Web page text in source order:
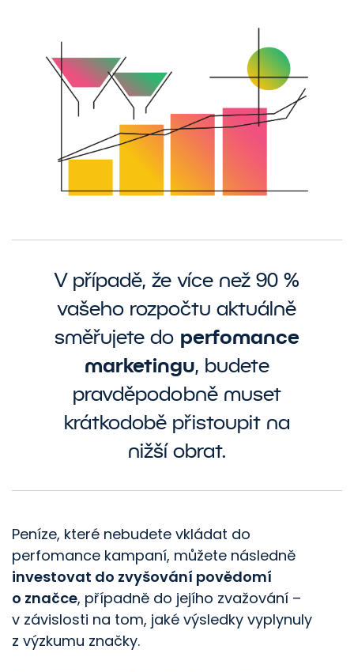
V případě, že více než 90 %
vašeho rozpočtu aktuálně
směřujete do perfomance
marketingu, budete
pravděpodobně muset
krátkodobě přistoupit na
nižší obrat.
Peníze, které nebudete vkládat do
perfomance kampaní, můžete následně
investovat do zvyšování povědomí
o značce, případně do jejího zvažování –
v závislosti na tom, jaké výsledky vyplynuly
z výzkumu značky.